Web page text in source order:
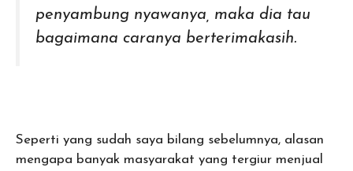
penyambung nyawanya, maka dia tau
bagaimana caranya berterimakasih.
Seperti yang sudah saya bilang sebelumnya, alasan
mengapa banyak masyarakat yang tergiur menjual